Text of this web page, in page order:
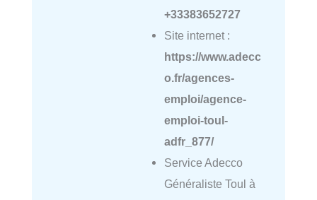
+33383652727
Site internet :
https://www.adecc
o.fr/agences-
emploi/agence-
emploi-toul-
adfr_877/
Service Adecco
Généraliste Toul à